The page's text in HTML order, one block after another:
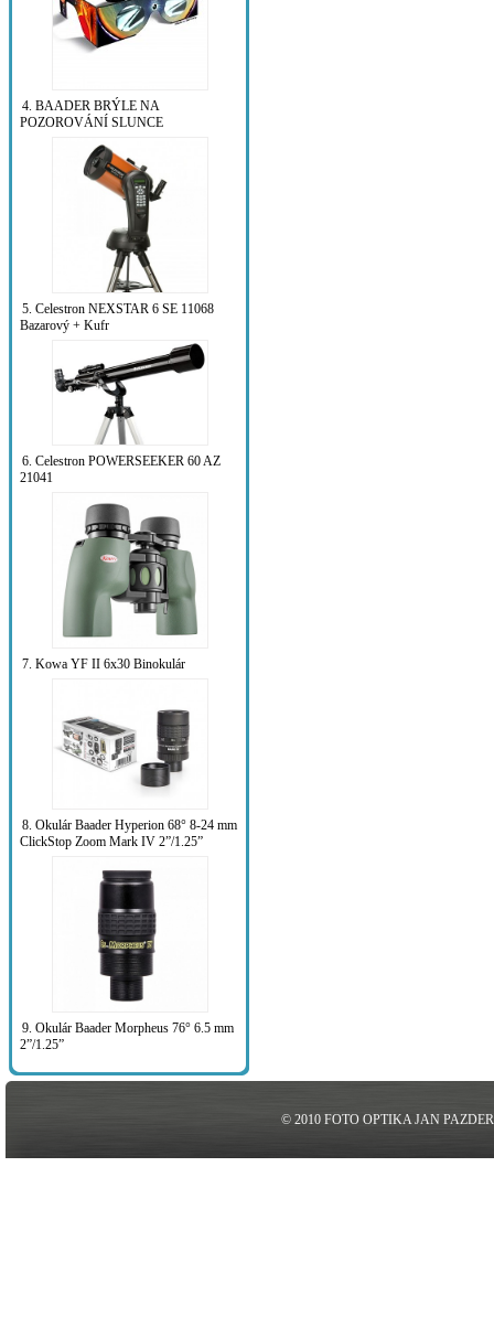
4. BAADER BRÝLE NA
POZOROVÁNÍ SLUNCE
5. Celestron NEXSTAR 6 SE 11068
Bazarový + Kufr
6. Celestron POWERSEEKER 60 AZ
21041
7. Kowa YF II 6x30 Binokulár
8. Okulár Baader Hyperion 68° 8-24 mm
ClickStop Zoom Mark IV 2”/1.25”
9. Okulár Baader Morpheus 76° 6.5 mm
2”/1.25”
© 2010 FOTO OPTIKA JAN